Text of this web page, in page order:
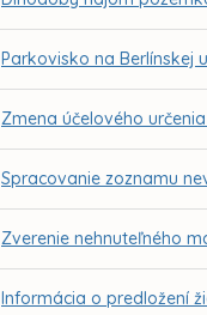
Parkovisko na Berlínskej
Zmena účelového
Spracovanie zoznamu
Zverenie nehnuteľného
Informácia o predložení